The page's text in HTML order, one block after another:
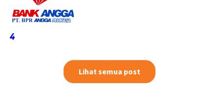
4
Lihat semua post